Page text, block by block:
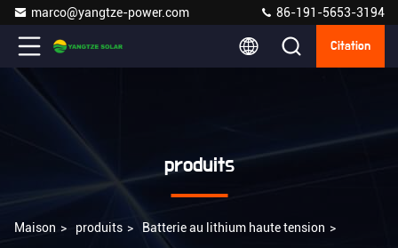
marco@yangtze-power.com 86-191-5653-3194
Citation
produits
Maison > produits > Batterie au lithium haute tension >